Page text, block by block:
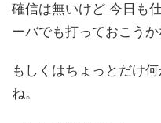
確信は無いけど 今日も
ーバでも打っておこうか
もしくはちょっとだけ
ね。